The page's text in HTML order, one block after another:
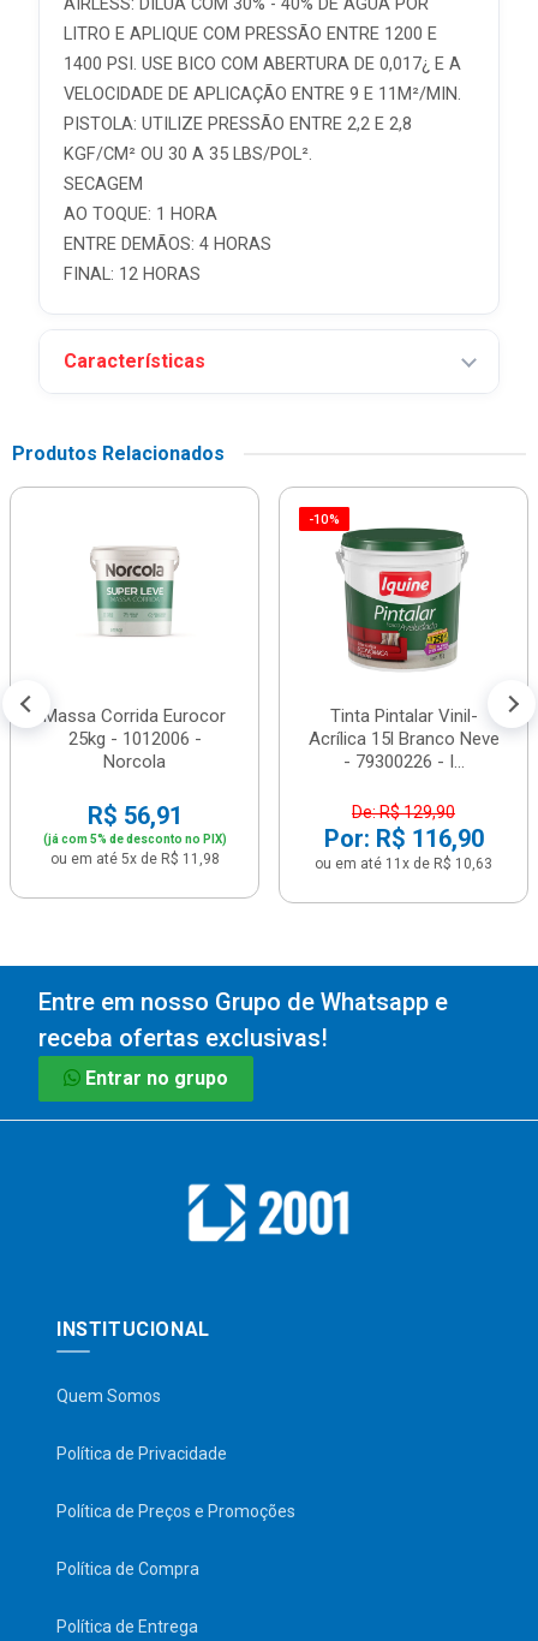
AIRLESS: DILUA COM 30% - 40% DE ÁGUA POR
LITRO E APLIQUE COM PRESSÃO ENTRE 1200 E
1400 PSI. USE BICO COM ABERTURA DE 0,017¿ E A
VELOCIDADE DE APLICAÇÃO ENTRE 9 E 11M²/MIN.
PISTOLA: UTILIZE PRESSÃO ENTRE 2,2 E 2,8
KGF/CM² OU 30 A 35 LBS/POL².
SECAGEM
AO TOQUE: 1 HORA
ENTRE DEMÃOS: 4 HORAS
FINAL: 12 HORAS
Características
Produtos Relacionados
Massa Corrida Eurocor
25kg - 1012006 -
Norcola
R$ 56,91
(já com 5% de desconto no PIX)
ou em até 5x de R$ 11,98
-10%
Tinta Pintalar Vinil-
Acrílica 15l Branco Neve
- 79300226 - I...
De: R$ 129,90
Por: R$ 116,90
ou em até 11x de R$ 10,63
Entre em nosso Grupo de Whatsapp e
receba ofertas exclusivas!
Entrar no grupo
INSTITUCIONAL
Quem Somos
Política de Privacidade
Política de Preços e Promoções
Política de Compra
Política de Entrega